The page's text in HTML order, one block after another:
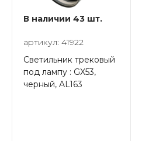
В наличии 43 шт.
артикул: 41922
Светильник трековый
под лампу : GX53,
черный, AL163